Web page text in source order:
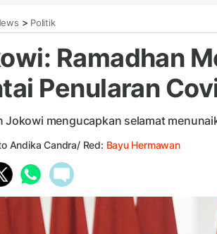
> Politik
Ramadhan
Penularan
Jokowi mengucapkan selamat
Andika Candra/ Red: Bayu Hermawan